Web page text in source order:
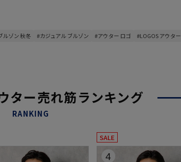
ルゾン 秋冬 #カジュアル ブルゾン #アウター ロゴ #LOGOS アウター
ター売れ筋ランキング
RANKING
SALE
4